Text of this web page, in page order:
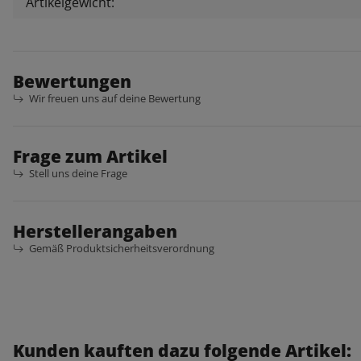
Bewertungen
Wir freuen uns auf deine Bewertung
Frage zum Artikel
Stell uns deine Frage
Herstellerangaben
Gemäß Produktsicherheitsverordnung
Kunden kauften dazu folgende Artikel: